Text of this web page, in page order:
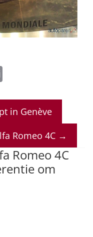
ai
l in Genève
Romeo 4C →
Romeo 4C
om